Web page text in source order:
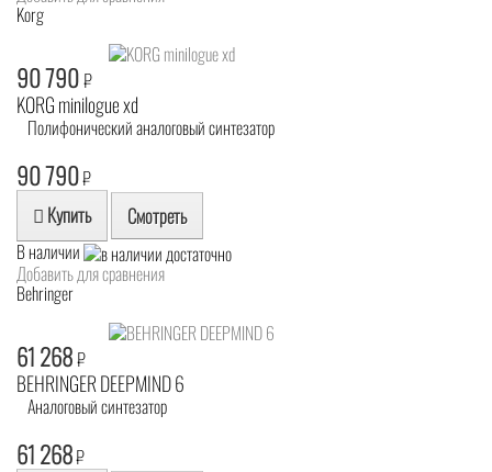
Korg
90 790₽
KORG minilogue xd
Полифонический аналоговый синтезатор
90 790₽
Купить Смотреть
В наличии
Добавить для сравнения
Behringer
61 268₽
BEHRINGER DEEPMIND 6
Аналоговый синтезатор
61 268₽